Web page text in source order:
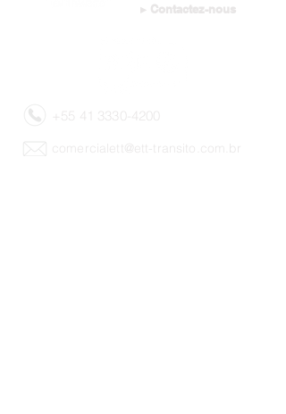
▸ Contactez-nous
+55 41 3330-4200
comercialett@ett-transito.com.br